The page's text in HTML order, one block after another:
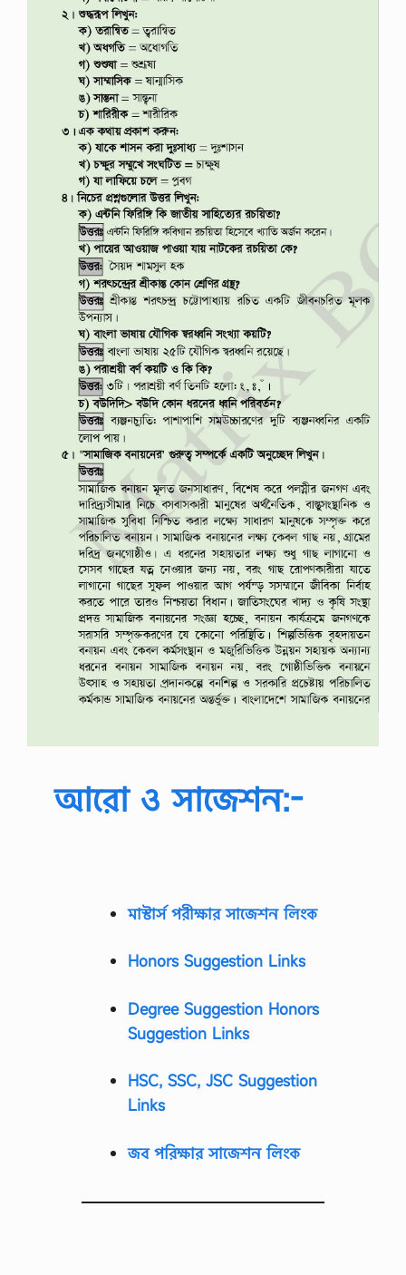
আরো ও সাজেশন:-
মাস্টার্স পরীক্ষার সাজেশন লিংক
Honors Suggestion Links
Degree Suggestion Honors
Suggestion Links
HSC, SSC, JSC Suggestion
Links
জব পরিক্ষার সাজেশন লিংক